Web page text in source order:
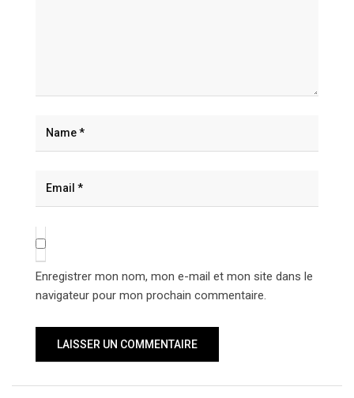
Enregistrer mon nom, mon e-mail et mon site dans le
navigateur pour mon prochain commentaire.